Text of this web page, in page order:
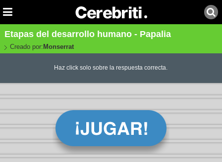
Etapas del desarrollo humano - Papalia
Creado por: Monserrat
Haz click solo sobre la respuesta correcta.